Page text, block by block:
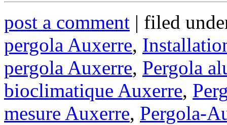
post a comment | filed
pergola Auxerre,
pergola Auxerre, Pergola
bioclimatique Auxerre,
mesure Auxerre, Pergola-